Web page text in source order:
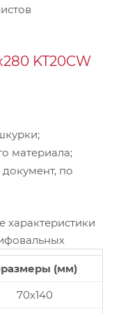
KT20CW
материала;
по
(мм)
70x140